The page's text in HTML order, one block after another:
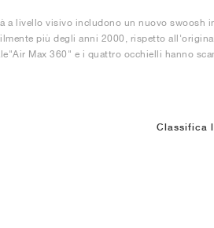
a livello visivo includono un nuovo ​​swoosh​​
più degli anni ​2000​​, rispetto
Max 360" e i quattro occhielli hanno
Classifica